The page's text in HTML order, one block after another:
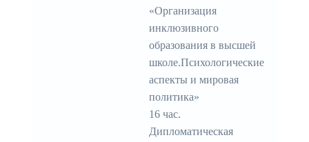
«Организация
инклюзивного
образования в высшей
школе.Психологические
аспекты и мировая
политика»
16 час.
Дипломатическая